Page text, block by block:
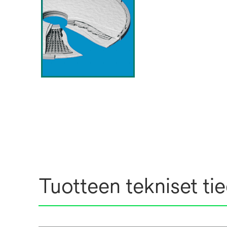
Tuotteen tekniset